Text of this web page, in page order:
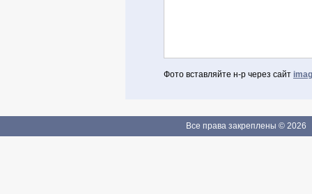
Фото вставляйте н-р через сайт
Если Вы зарегистрированы
Все права закреплены © 2026